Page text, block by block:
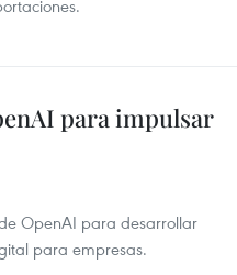
para impulsar
OpenAI para desarrollar
para empresas.